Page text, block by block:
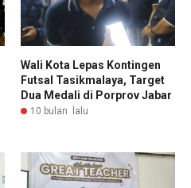
Wali Kota Lepas Kontingen
Futsal Tasikmalaya, Target
Dua Medali di Porprov Jabar
10 bulan lalu